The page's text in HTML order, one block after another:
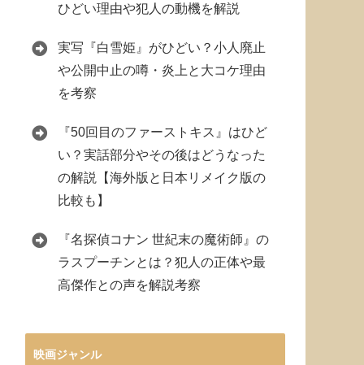
ひどい理由や犯人の動機を解説
実写『白雪姫』がひどい？小人廃止
や公開中止の噂・炎上と大コケ理由
を考察
『50回目のファーストキス』はひど
い？実話部分やその後はどうなった
の解説【海外版と日本リメイク版の
比較も】
『名探偵コナン 世紀末の魔術師』の
ラスプーチンとは？犯人の正体や最
高傑作との声を解説考察
映画ジャンル